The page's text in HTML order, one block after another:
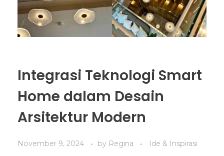
Integrasi Teknologi Smart
Home dalam Desain
Arsitektur Modern
November 9, 2024 by Regina Ide & Inspirasi